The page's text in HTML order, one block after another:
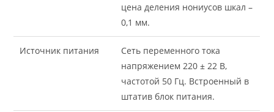
цена деления нониусов шкал –
0,1 мм.
Источник питания
Сеть переменного тока
напряжением 220 ± 22 В,
частотой 50 Гц. Встроенный в
штатив блок питания.